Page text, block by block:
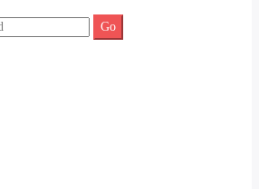
รับจ้างโพสขาย
ก อสังหา ติดกู
อสังหา.com
ก ประกาศ ขายอสังหา โฆษณา ไม่มีค่านาย
ขายบ้านบริการ รับจ้างโพสอสังหา ราคาถูก
กาศ โพส โฆษณา ลงประกาศฟรี